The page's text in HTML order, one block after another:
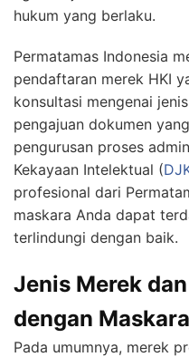
hukum yang berlaku.
Permatamas Indonesia
pendaftaran merek HKI
konsultasi mengenai
pengajuan dokumen
pengurusan proses
Kekayaan Intelektual (
profesional dari
maskara Anda dapat
terlindungi dengan baik.
Jenis Merek
dengan Maskara
Pada umumnya, merek